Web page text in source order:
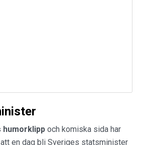
och komiska sida har
en dag bli Sveriges statsminister